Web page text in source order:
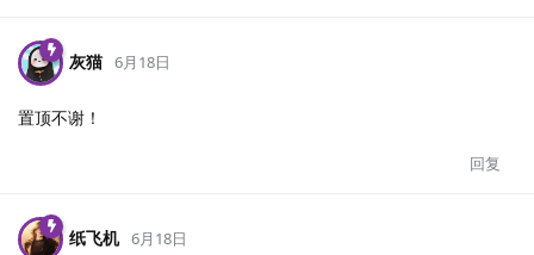
灰猫 6月18日
置顶不谢！
回复
纸飞机 6月18日